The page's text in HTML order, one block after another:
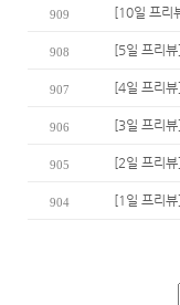
909 [10일 프리
908 [5일 프리
907 [4일 프리
906 [3일 프리
905 [2일 프리
904 [1일 프리